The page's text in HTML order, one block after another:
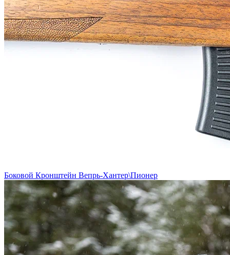
Боковой Кронштейн Вепрь-Хантер\Пионер